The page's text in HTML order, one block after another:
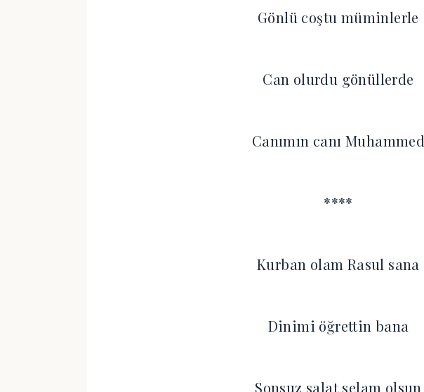
Gönlü coştu müminlerle
Can olurdu gönüllerde
Canımın canı Muhammed
****
Kurban olam Rasul sana
Dinimi öğrettin bana
Sonsuz salat selam olsun